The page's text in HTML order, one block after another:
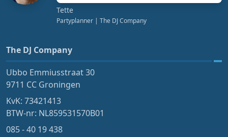
Tette
Partyplanner | The DJ Company
The DJ Company
Ubbo Emmiusstraat 30
9711 CC Groningen
KvK: 73421413
BTW-nr: NL859531570B01
085 - 40 19 438